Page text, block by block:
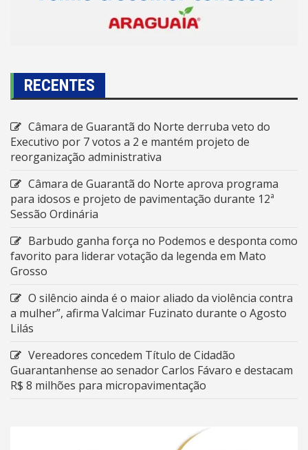
RECENTES
Câmara de Guarantã do Norte derruba veto do
Executivo por 7 votos a 2 e mantém projeto de
reorganização administrativa
Câmara de Guarantã do Norte aprova programa
para idosos e projeto de pavimentação durante 12ª
Sessão Ordinária
Barbudo ganha força no Podemos e desponta como
favorito para liderar votação da legenda em Mato
Grosso
O silêncio ainda é o maior aliado da violência contra
a mulher”, afirma Valcimar Fuzinato durante o Agosto
Lilás
Vereadores concedem Título de Cidadão
Guarantanhense ao senador Carlos Fávaro e destacam
R$ 8 milhões para micropavimentação